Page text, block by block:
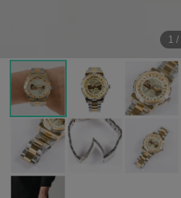
1 /